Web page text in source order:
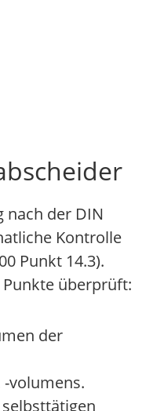
nach der DIN
Kontrolle
Punkt 14.3).
überprüft:
der
-volumens.